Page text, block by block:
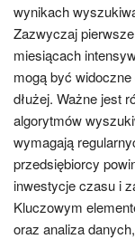
wynikach
Zazwyczaj
miesiącach
mogą być
dłużej. Ważne jest
algorytmów
wymagają
przedsiębiorcy
inwestycje czasu i
Kluczowym
oraz analiza